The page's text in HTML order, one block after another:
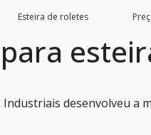
Esteira de roletes
desenvolveu a